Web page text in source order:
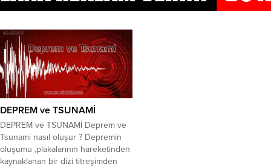
DEPREM ve TSUNAMİ
DEPREM ve TSUNAMİ Deprem ve
Tsunami nasıl oluşur ? Depremin
oluşumu ,plakalarının hareketinden
kaynaklanan bir dizi titreşimden